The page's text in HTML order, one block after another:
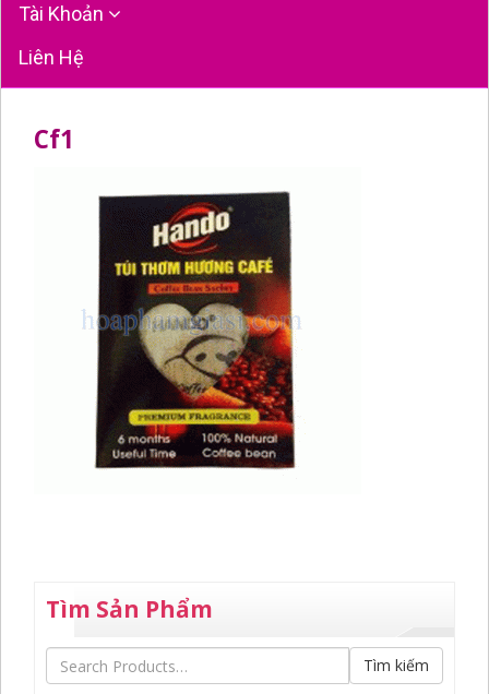
Tài Khoản
Liên Hệ
Cf1
Tìm Sản Phẩm
Tìm kiếm